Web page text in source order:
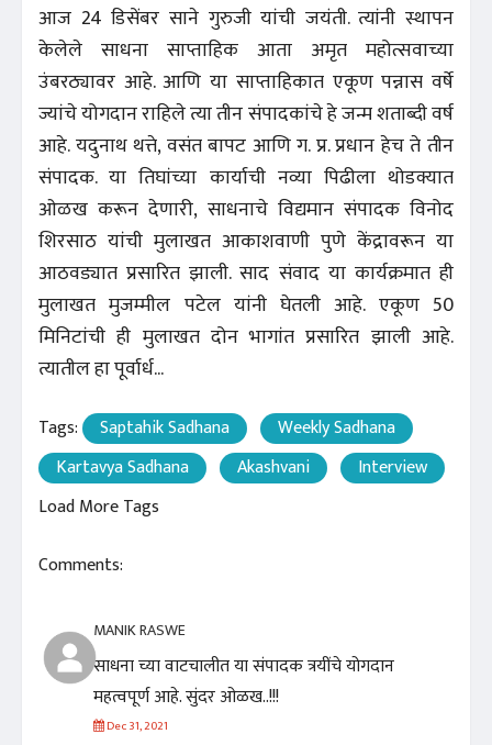
आज 24 डिसेंबर साने गुरुजी यांची जयंती. त्यांनी स्थापन
केलेले साधना साप्ताहिक आता अमृत महोत्सवाच्या
उंबरठ्यावर आहे. आणि या साप्ताहिकात एकूण पन्नास वर्षे
ज्यांचे योगदान राहिले त्या तीन संपादकांचे हे जन्म शताब्दी वर्ष
आहे. यदुनाथ थत्ते, वसंत बापट आणि ग. प्र. प्रधान हेच ते तीन
संपादक. या तिघांच्या कार्याची नव्या पिढीला थोडक्यात
ओळख करून देणारी, साधनाचे विद्यमान संपादक विनोद
शिरसाठ यांची मुलाखत आकाशवाणी पुणे केंद्रावरून या
आठवड्यात प्रसारित झाली. साद संवाद या कार्यक्रमात ही
मुलाखत मुजम्मील पटेल यांनी घेतली आहे. एकूण 50
मिनिटांची ही मुलाखत दोन भागांत प्रसारित झाली आहे.
त्यातील हा पूर्वार्ध...
Tags: Saptahik Sadhana
Weekly Sadhana
Kartavya Sadhana
Akashvani
Interview
Load More Tags
Comments:
MANIK RASWE
साधना च्या वाटचालीत या संपादक त्रयींचे योगदान
महत्वपूर्ण आहे. सुंदर ओळख..!!!
Dec 31, 2021